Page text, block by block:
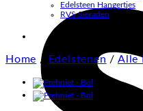
Edelsteen Hangertjes
RVS Sieraden
Home / Edelstenen / Alle